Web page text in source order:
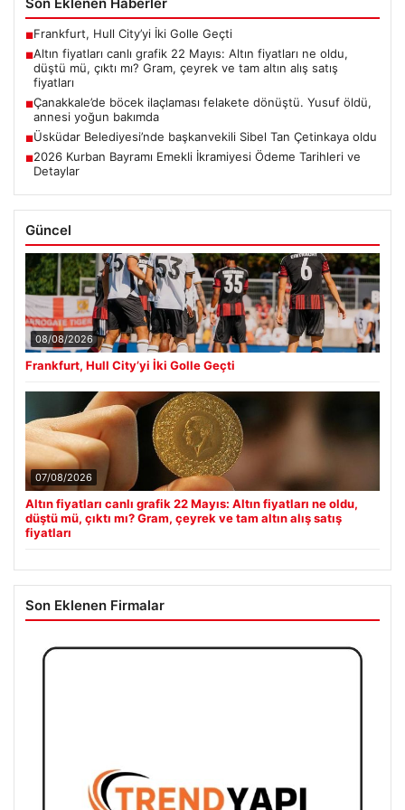
■Frankfurt, Hull City’yi İki Golle Geçti
■Altın fiyatları canlı grafik 22 Mayıs: Altın fiyatları ne oldu,
düştü mü, çıktı mı? Gram, çeyrek ve tam altın alış satış
fiyatları
■Çanakkale’de böcek ilaçlaması felakete dönüştü. Yusuf öldü,
annesi yoğun bakımda
■Üsküdar Belediyesi’nde başkanvekili Sibel Tan Çetinkaya oldu
■2026 Kurban Bayramı Emekli İkramiyesi Ödeme Tarihleri ve
Detaylar
Güncel
08/08/2026
Frankfurt, Hull City’yi İki Golle Geçti
07/08/2026
Altın fiyatları canlı grafik 22 Mayıs: Altın fiyatları ne oldu,
düştü mü, çıktı mı? Gram, çeyrek ve tam altın alış satış
fiyatları
Son Eklenen Firmalar